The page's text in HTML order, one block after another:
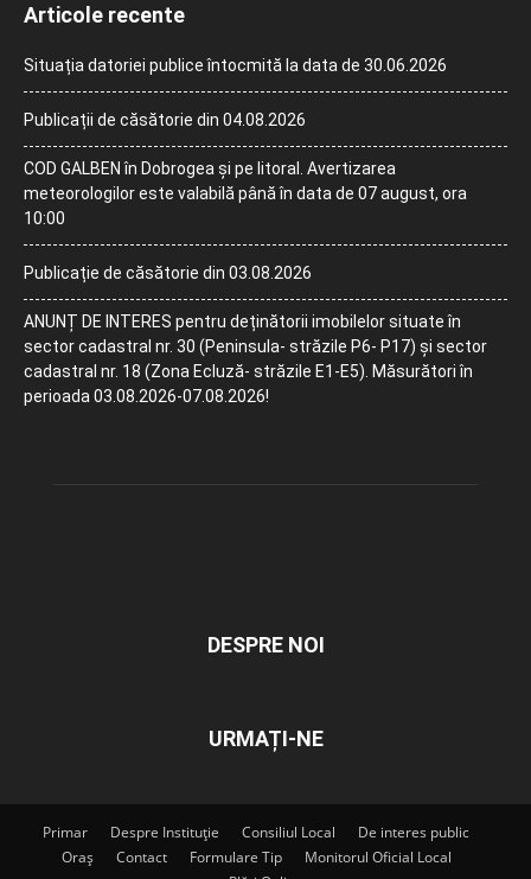
Articole recente
Situația datoriei publice întocmită la data de 30.06.2026
Publicații de căsătorie din 04.08.2026
COD GALBEN în Dobrogea și pe litoral. Avertizarea
meteorologilor este valabilă până în data de 07 august, ora
10:00
Publicație de căsătorie din 03.08.2026
ANUNȚ DE INTERES pentru deținătorii imobilelor situate în
sector cadastral nr. 30 (Peninsula- străzile P6- P17) și sector
cadastral nr. 18 (Zona Ecluză- străzile E1-E5). Măsurători în
perioada 03.08.2026-07.08.2026!
DESPRE NOI
URMAȚI-NE
Primar Despre Instituție Consiliul Local
De interes public
Oraș
Contact Formulare Tip
Monitorul Oficial Local